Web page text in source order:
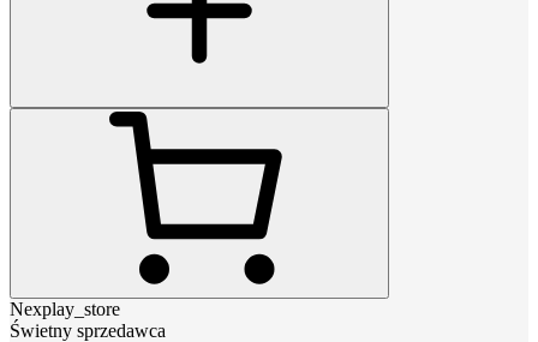
Nexplay_store
Świetny sprzedawca